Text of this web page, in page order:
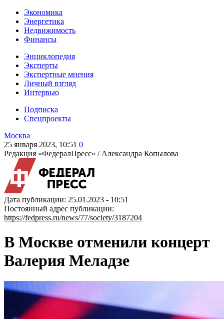
Экономика
Энергетика
Недвижимость
Финансы
Энциклопедия
Эксперты
Экспертные мнения
Личный взгляд
Интервью
Подписка
Спецпроекты
Москва
25 января 2023, 10:51 0
Редакция «ФедералПресс» / Александра Копылова
Дата публикации: 25.01.2023 - 10:51
Постоянный адрес публикации:
https://fedpress.ru/news/77/society/3187204
В Москве отменили концерт
Валерия Меладзе